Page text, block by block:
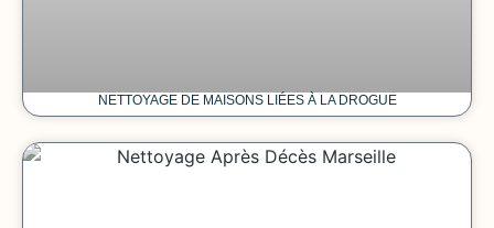
NETTOYAGE DE MAISONS LIÉES À LA DROGUE